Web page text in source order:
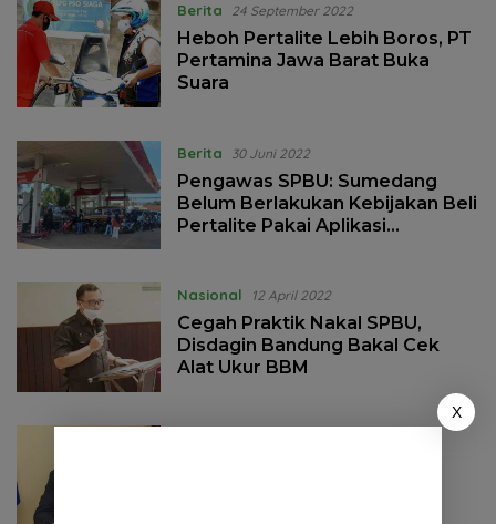
Berita 24 September 2022
Heboh Pertalite Lebih Boros, PT
Pertamina Jawa Barat Buka
Suara
Berita 30 Juni 2022
Pengawas SPBU: Sumedang
Belum Berlakukan Kebijakan Beli
Pertalite Pakai Aplikasi
Nasional 12 April 2022
Cegah Praktik Nakal SPBU,
Disdagin Bandung Bakal Cek
Alat Ukur BBM
X